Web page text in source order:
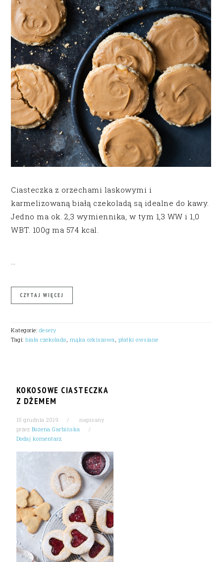
Ciasteczka z orzechami laskowymi i
karmelizowaną białą czekoladą są idealne do kawy.
Jedno ma ok. 2,3 wymiennika, w tym 1,3 WW i 1,0
WBT. 100g ma 574 kcal.
…
CZYTAJ WIĘCEJ
Kategorie: desery
Tagi:biała czekolada, mąka orkiszowa, płatki owsiane
KOKOSOWE CIASTECZKA
Z DŻEMEM
15 grudnia 2019
napisany
przez Bożena Garbińska
Dodaj komentarz